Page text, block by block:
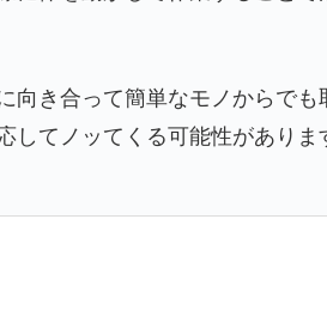
向き合って簡単なモノからで
してノッてくる可能性がありま